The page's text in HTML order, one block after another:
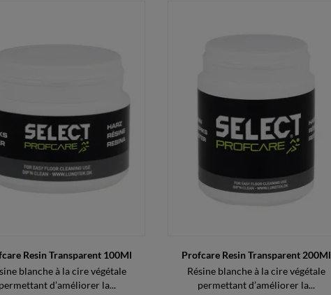
Resin Transparent 100Ml
blanche à la cire végétale
d’améliorer la...
Profcare Resin Transparent 200Ml
Résine blanche à la cire végétale
permettant d’améliorer la...